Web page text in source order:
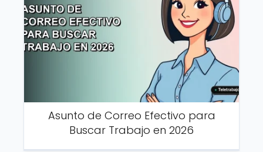
Asunto de Correo Efectivo para
Buscar Trabajo en 2026